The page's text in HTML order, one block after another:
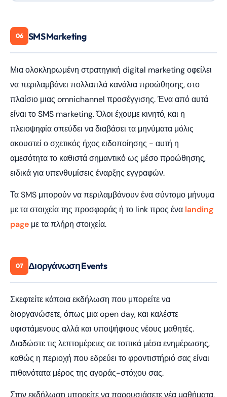
06 SMS Marketing
Μια ολοκληρωμένη στρατηγική digital marketing οφείλει
να περιλαμβάνει πολλαπλά κανάλια προώθησης, στο
πλαίσιο μιας omnichannel προσέγγισης. Ένα από αυτά
είναι το SMS marketing. Όλοι έχουμε κινητό, και η
πλειοψηφία σπεύδει να διαβάσει τα μηνύματα μόλις
ακουστεί ο σχετικός ήχος ειδοποίησης - αυτή η
αμεσότητα το καθιστά σημαντικό ως μέσο προώθησης,
ειδικά για υπενθυμίσεις έναρξης εγγραφών.
Τα SMS μπορούν να περιλαμβάνουν ένα σύντομο μήνυμα
με τα στοιχεία της προσφοράς ή το link προς ένα landing
page με τα πλήρη στοιχεία.
07 Διοργάνωση Events
Σκεφτείτε κάποια εκδήλωση που μπορείτε να
διοργανώσετε, όπως μια open day, και καλέστε
υφιστάμενους αλλά και υποψήφιους νέους μαθητές.
Διαδώστε τις λεπτομέρειες σε τοπικά μέσα ενημέρωσης,
καθώς η περιοχή που εδρεύει το φροντιστήριό σας είναι
πιθανότατα μέρος της αγοράς-στόχου σας.
Στην εκδήλωση μπορείτε να παρουσιάσετε νέα μαθήματα,